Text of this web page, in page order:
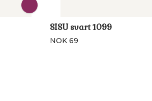
SISU svart 1099
NOK 69